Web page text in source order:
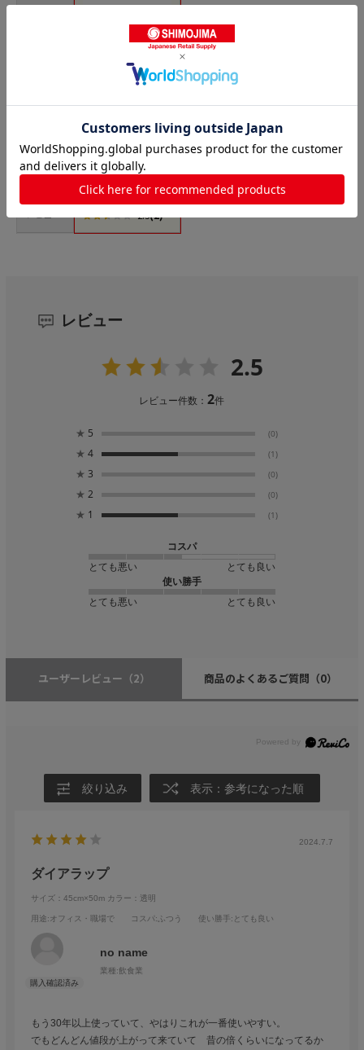
価格(税
サイズ
三菱ケミカル ラップ
ダイアラップ 45cm×
￥448
45cm×50m
シモジマ
2.5(2)
レビュー
2.5
レビュー件数：2件
★ 5 (0)
★ 4 (1)
★ 3 (0)
★ 2 (0)
★ 1 (1)
コスパ
とても悪い
とても良い
使い勝手
とても悪い
とても良い
ユーザーレビュー （2） 商品のよくあるご質問 （0）
絞り込み 表示：参考になった順
2024.7.7
ダイアラップ
サイズ：45cm×50m カラー：透明
用途:オフィス・職場で コスパ:ふつう 使い勝手 :とても良い
no name
業種:飲食業
もう30年以上使っていて、やはりこれが一番使いやすい。
でもどんどん値段が上がって来ていて 昔の倍くらいになってるか